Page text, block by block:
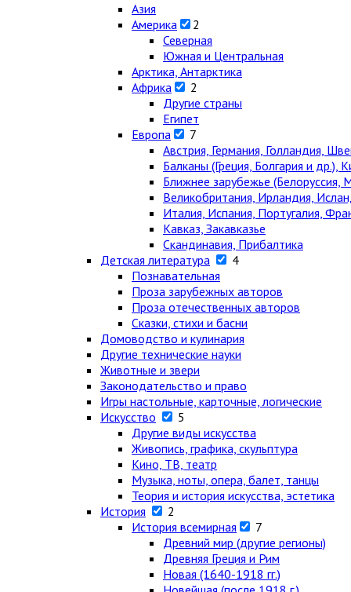
Азия
Америка
2
Северная
Южная и Центральная
Арктика, Антарктика
Африка
2
Другие страны
Египет
Европа
7
Австрия, Германия, Голландия,
Балканы (Греция, Болгария и др.),
Ближнее зарубежье (Белоруссия,
Великобритания, Ирландия,
Италия, Испания, Португалия,
Кавказ, Закавказье
Скандинавия, Прибалтика
Детская литература
4
Познавательная
Проза зарубежных авторов
Проза отечественных авторов
Сказки, стихи и басни
Домоводство и кулинария
Другие технические науки
Животные и звери
Законодательство и право
Игры настольные, карточные, логические
Искусство
5
Другие виды искусства
Живопись, графика, скульптура
Кино, ТВ, театр
Музыка, ноты, опера, балет, танцы
Теория и история искусства, эстетика
История
2
История всемирная
7
Древний мир (другие регионы)
Древняя Греция и Рим
Новая (1640-1918 гг.)